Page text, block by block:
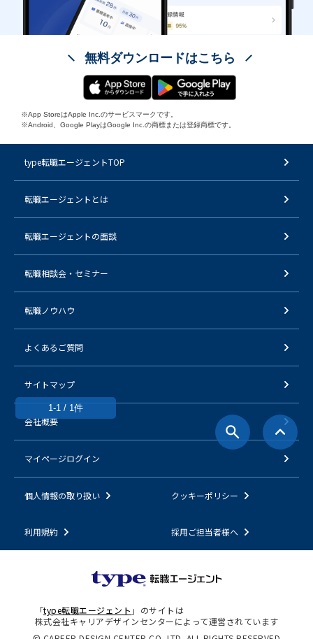
1-1 / 1件
無料ダウンロードはこちら
※App StoreはApple Inc.のサービスマークです。
※Android、Google PlayはGoogle Inc.の商標または登録商標です。
type転職エージェントTOP
転職エージェントとは
転職エージェントの面談
転職相談会・セミナー
転職ノウハウ
よくあるご質問
サイトマップ
会社概要
マイページログイン
個人情報の取り扱い クッキーポリシー
利用規約 採用ご担当者様へ
「type転職エージェント 」のサイトは
株式会社キャリアデザインセンターによって運営されています